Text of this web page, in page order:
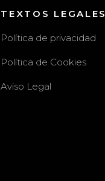
TEXTOS LEGALES
Política de privacidad
Política de Cookies
Aviso Legal